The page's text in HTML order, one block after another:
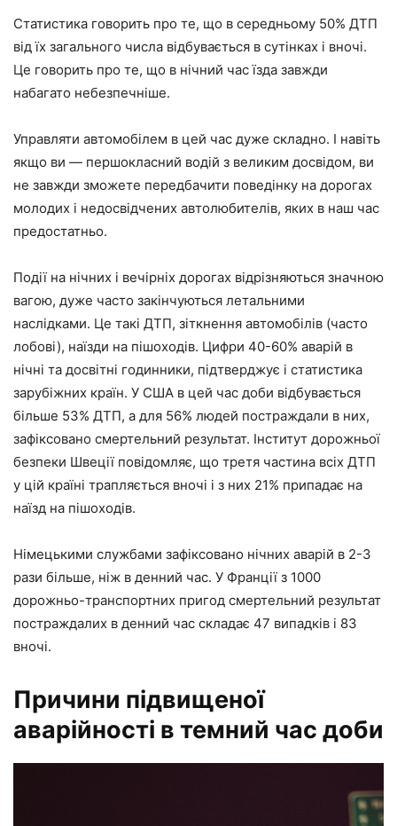
Статистика говорить про те, що в середньому 50% ДТП
від їх загального числа відбувається в сутінках і вночі.
Це говорить про те, що в нічний час їзда завжди
набагато небезпечніше.
Управляти автомобілем в цей час дуже складно. І навіть
якщо ви — першокласний водій з великим досвідом, ви
не завжди зможете передбачити поведінку на дорогах
молодих і недосвідчених автолюбителів, яких в наш час
предостатньо.
Події на нічних і вечірніх дорогах відрізняються значною
вагою, дуже часто закінчуються летальними
наслідками. Це такі ДТП, зіткнення автомобілів (часто
лобові), наїзди на пішоходів. Цифри 40-60% аварій в
нічні та досвітні годинники, підтверджує і статистика
зарубіжних країн. У США в цей час доби відбувається
більше 53% ДТП, а для 56% людей постраждали в них,
зафіксовано смертельний результат. Інститут дорожньої
безпеки Швеції повідомляє, що третя частина всіх ДТП
у цій країні трапляється вночі і з них 21% припадає на
наїзд на пішоходів.
Німецькими службами зафіксовано нічних аварій в 2-3
рази більше, ніж в денний час. У Франції з 1000
дорожньо-транспортних пригод смертельний результат
постраждалих в денний час складає 47 випадків і 83
вночі.
Причини підвищеної
аварійності в темний час доби